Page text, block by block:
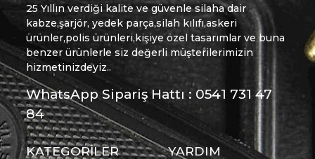
25 Yıllın verdiği kalite ve güvenle silaha dair
kabze,şarjör, yedek parça,silah kılıfı,askeri
ürünler,polis ürünleri,kişiye özel tasarımlar ve buna
benzer ürünlerle siz değerli müşterilerimizin
hizmetinizdeyiz..
WhatsApp Sipariş Hattı : 0541 731 47
84
KATEGORİLER YARDIM